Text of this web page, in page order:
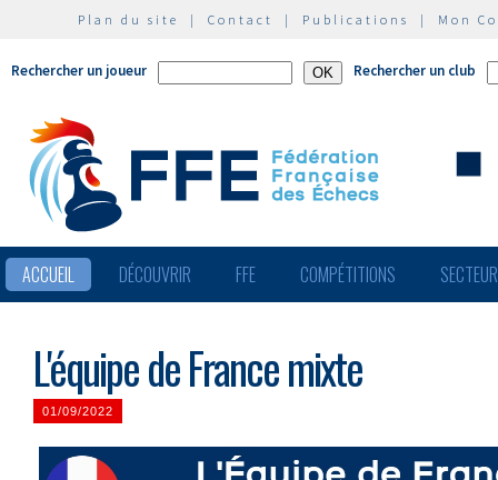
Plan du site | Contact | Publications | Mon
Rechercher un joueur Rechercher un club
ACCUEIL DÉCOUVRIR FFE COMPÉTITIONS
L'équipe de France mixte
01/09/2022